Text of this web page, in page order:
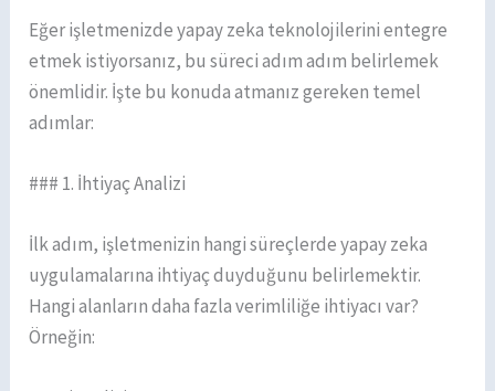
Eğer işletmenizde yapay zeka teknolojilerini entegre
etmek istiyorsanız, bu süreci adım adım belirlemek
önemlidir. İşte bu konuda atmanız gereken temel
adımlar:
### 1. İhtiyaç Analizi
İlk adım, işletmenizin hangi süreçlerde yapay zeka
uygulamalarına ihtiyaç duyduğunu belirlemektir.
Hangi alanların daha fazla verimliliğe ihtiyacı var?
Örneğin: